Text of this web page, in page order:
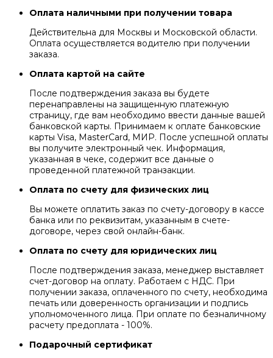
Оплата наличными при получении товара
Действительна для Москвы и Московской области.
Оплата осуществляется водителю при получении
заказа.
Оплата картой на сайте
После подтверждения заказа вы будете
перенаправлены на защищенную платежную
страницу, где вам необходимо ввести данные вашей
банковской карты. Принимаем к оплате банковские
карты Visa, MasterCard, МИР. После успешной оплаты
вы получите электронный чек. Информация,
указанная в чеке, содержит все данные о
проведенной платежной транзакции.
Оплата по счету для физических лиц
Вы можете оплатить заказ по счету-договору в кассе
банка или по реквизитам, указанным в счете-
договоре, через свой онлайн-банк.
Оплата по счету для юридических лиц
После подтверждения заказа, менеджер выставляет
счет-договор на оплату. Работаем с НДС. При
получении заказа, оплаченного по счету, необходима
печать или доверенность организации и подпись
уполномоченного лица. При оплате по безналичному
расчету предоплата - 100%.
Подарочный сертификат